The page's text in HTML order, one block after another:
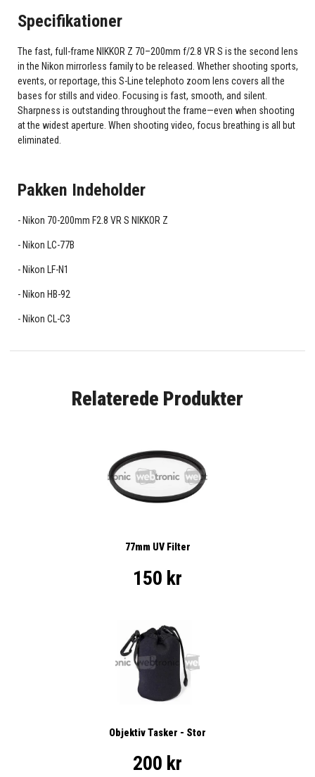
Specifikationer
The fast, full-frame NIKKOR Z 70–200mm f/2.8 VR S is the second lens
in the Nikon mirrorless family to be released. Whether shooting sports,
events, or reportage, this S-Line telephoto zoom lens covers all the
bases for stills and video. Focusing is fast, smooth, and silent.
Sharpness is outstanding throughout the frame—even when shooting
at the widest aperture. When shooting video, focus breathing is all but
eliminated.
Pakken Indeholder
Nikon 70-200mm F2.8 VR S NIKKOR Z
Nikon LC-77B
Nikon LF-N1
Nikon HB-92
Nikon CL-C3
Relaterede Produkter
77mm UV Filter
150 kr
Objektiv Tasker - Stor
200 kr